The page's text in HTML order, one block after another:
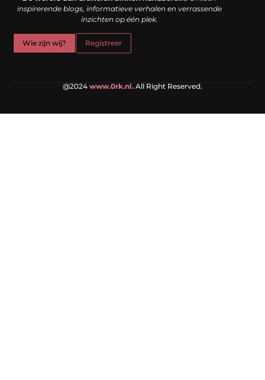
inspirerende blogs, informatieve verhalen en verrassende
inzichten op één plek.
Wie zijn wij? Registreer
@2024 www.0rk.nl. All Right Reserved.